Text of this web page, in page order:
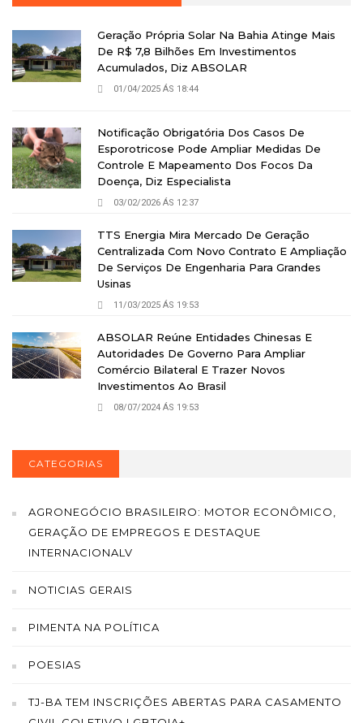
Geração Própria Solar Na Bahia Atinge Mais
De R$ 7,8 Bilhões Em Investimentos
Acumulados, Diz ABSOLAR
01/04/2025 ÁS 18:44
Notificação Obrigatória Dos Casos De
Esporotricose Pode Ampliar Medidas De
Controle E Mapeamento Dos Focos Da
Doença, Diz Especialista
03/02/2026 ÁS 12:37
TTS Energia Mira Mercado De Geração
Centralizada Com Novo Contrato E Ampliação
De Serviços De Engenharia Para Grandes
Usinas
11/03/2025 ÁS 19:53
ABSOLAR Reúne Entidades Chinesas E
Autoridades De Governo Para Ampliar
Comércio Bilateral E Trazer Novos
Investimentos Ao Brasil
08/07/2024 ÁS 19:53
CATEGORIAS
AGRONEGÓCIO BRASILEIRO: MOTOR ECONÔMICO,
GERAÇÃO DE EMPREGOS E DESTAQUE
INTERNACIONALV
NOTICIAS GERAIS
PIMENTA NA POLÍTICA
POESIAS
TJ-BA TEM INSCRIÇÕES ABERTAS PARA CASAMENTO